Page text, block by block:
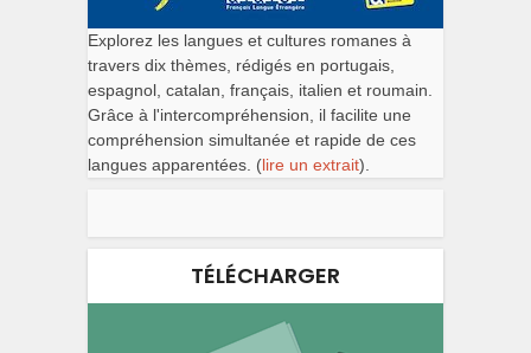
Explorez les langues et cultures romanes à
travers dix thèmes, rédigés en portugais,
espagnol, catalan, français, italien et roumain.
Grâce à l'intercompréhension, il facilite une
compréhension simultanée et rapide de ces
langues apparentées. (lire un extrait).
TÉLÉCHARGER